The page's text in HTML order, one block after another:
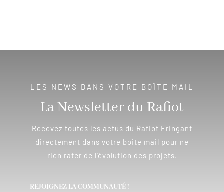
LES NEWS DANS VOTRE BOÎTE MAIL
La Newsletter du Rafiot
Recevez toutes les actus du Rafiot Fringant
directement dans votre boite mail pour ne
rien rater de l’évolution des projets.
REJOIGNEZ LA COMMUNAUTÉ !